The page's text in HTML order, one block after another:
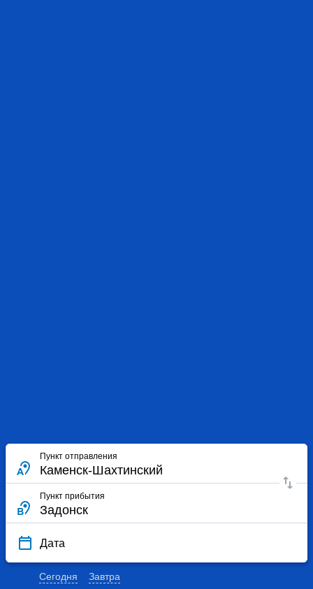
Пункт отправления
Пункт прибытия
Дата
Сегодня Завтра